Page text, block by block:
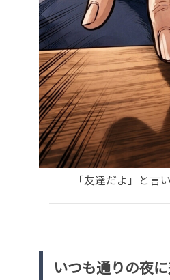
「友達だよ」と
いつも通りの夜